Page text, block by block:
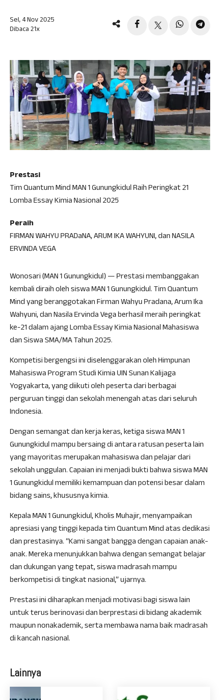
Sel, 4 Nov 2025
Dibaca 21x
Prestasi
Tim Quantum Mind MAN 1 Gunungkidul Raih Peringkat 21
Lomba Essay Kimia Nasional 2025
Peraih
FIRMAN WAHYU PRADaNA, ARUM IKA WAHYUNI, dan NASILA
ERVINDA VEGA
Wonosari (MAN 1 Gunungkidul) — Prestasi membanggakan
kembali diraih oleh siswa MAN 1 Gunungkidul. Tim Quantum
Mind yang beranggotakan Firman Wahyu Pradana, Arum Ika
Wahyuni, dan Nasila Ervinda Vega berhasil meraih peringkat
ke-21 dalam ajang Lomba Essay Kimia Nasional Mahasiswa
dan Siswa SMA/MA Tahun 2025.
Kompetisi bergengsi ini diselenggarakan oleh Himpunan
Mahasiswa Program Studi Kimia UIN Sunan Kalijaga
Yogyakarta, yang diikuti oleh peserta dari berbagai
perguruan tinggi dan sekolah menengah atas dari seluruh
Indonesia.
Dengan semangat dan kerja keras, ketiga siswa MAN 1
Gunungkidul mampu bersaing di antara ratusan peserta lain
yang mayoritas merupakan mahasiswa dan pelajar dari
sekolah unggulan. Capaian ini menjadi bukti bahwa siswa MAN
1 Gunungkidul memiliki kemampuan dan potensi besar dalam
bidang sains, khususnya kimia.
Kepala MAN 1 Gunungkidul, Kholis Muhajir, menyampaikan
apresiasi yang tinggi kepada tim Quantum Mind atas dedikasi
dan prestasinya. “Kami sangat bangga dengan capaian anak-
anak. Mereka menunjukkan bahwa dengan semangat belajar
dan dukungan yang tepat, siswa madrasah mampu
berkompetisi di tingkat nasional,” ujarnya.
Prestasi ini diharapkan menjadi motivasi bagi siswa lain
untuk terus berinovasi dan berprestasi di bidang akademik
maupun nonakademik, serta membawa nama baik madrasah
di kancah nasional.
Lainnya